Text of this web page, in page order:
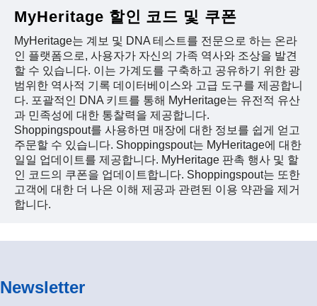
MyHeritage 할인 코드 및 쿠폰
MyHeritage는 계보 및 DNA 테스트를 전문으로 하는 온라
인 플랫폼으로, 사용자가 자신의 가족 역사와 조상을 발견
할 수 있습니다. 이는 가계도를 구축하고 공유하기 위한 광
범위한 역사적 기록 데이터베이스와 고급 도구를 제공합니
다. 포괄적인 DNA 키트를 통해 MyHeritage는 유전적 유산
과 민족성에 대한 통찰력을 제공합니다.
Shoppingspout를 사용하면 매장에 대한 정보를 쉽게 얻고
주문할 수 있습니다. Shoppingspout는 MyHeritage에 대한
일일 업데이트를 제공합니다. MyHeritage 판촉 행사 및 할
인 코드의 쿠폰을 업데이트합니다. Shoppingspout는 또한
고객에 대한 더 나은 이해 제공과 관련된 이용 약관을 제거
합니다.
Newsletter